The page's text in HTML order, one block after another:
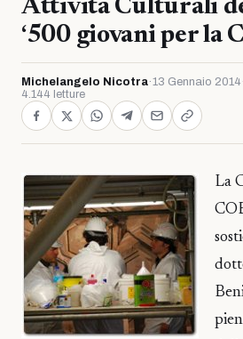
Attività Culturali
‘500 giovani per la
Michelangelo Nicotra·13 Gennaio 2014
4.144 letture
La